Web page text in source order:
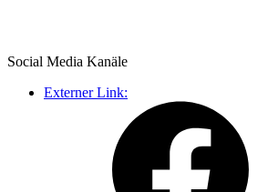
Social Media Kanäle
Externer Link: